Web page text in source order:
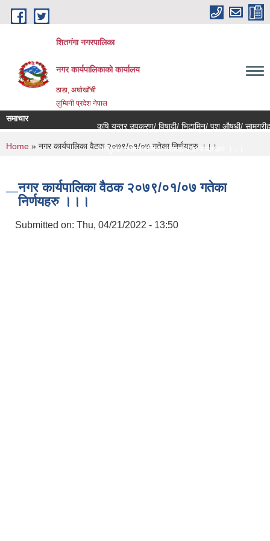
Skip to main content
शितगंगा नगरपालिका
नगर कार्यपालिकाकाे कार्यालय
ठाडा, अर्घाखाँची
लुम्बिनी प्रदेश नेपाल
समाचार
कृषि यन्त्र उपकरण/ विषादी/ भिटामिन/ पशु औषधी/
नि:शुल्क मनोसामाजिक परामर्श सेवा सम्बन्धमा ।।।
You are here
Home » नगर कार्यपालिका वैठक २०७९/०१/०७ गतेका निर्णयहरु ।।।
नगर कार्यपालिका वैठक २०७९/०१/०७ गतेका
निर्णयहरु ।।।
Submitted on: Thu, 04/21/2022 - 13:50